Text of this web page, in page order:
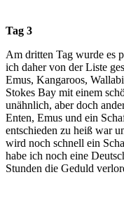
Tag 3
Am dritten Tag wurde es
ich daher von der Liste
Emus, Kangaroos,
Stokes Bay mit einem
unähnlich, aber doch
Enten, Emus und ein
entschieden zu heiß war
wird noch schnell ein
habe ich noch eine
Stunden die Geduld